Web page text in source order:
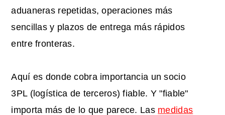
aduaneras repetidas, operaciones más
sencillas y plazos de entrega más rápidos
entre fronteras.
Aquí es donde cobra importancia un socio
3PL (logística de terceros) fiable. Y "fiable"
importa más de lo que parece. Las medidas